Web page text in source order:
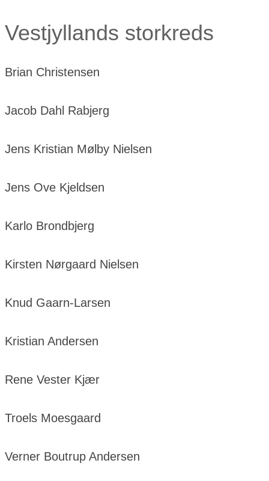
Vestjyllands storkreds
Brian Christensen
Jacob Dahl Rabjerg
Jens Kristian Mølby Nielsen
Jens Ove Kjeldsen
Karlo Brondbjerg
Kirsten Nørgaard Nielsen
Knud Gaarn-Larsen
Kristian Andersen
Rene Vester Kjær
Troels Moesgaard
Verner Boutrup Andersen